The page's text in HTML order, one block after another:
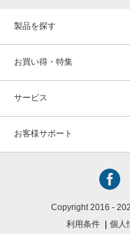
製品を探す
お買い得・特集
サービス
お客様サポート
Copyright 2016 -
利用条件
個人